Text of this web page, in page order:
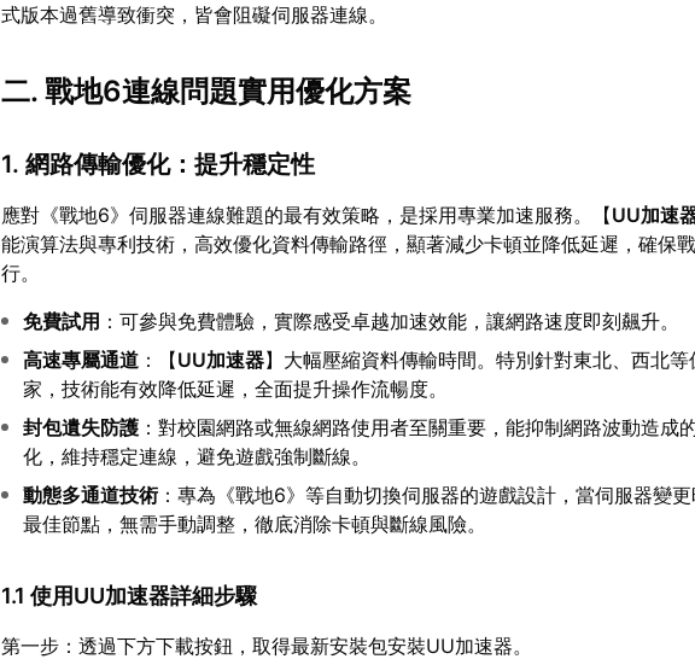
式版本過舊導致衝突，皆會阻礙伺服器連線。
二. 戰地6連線問題實用優化方案
1. 網路傳輸優化：提升穩定性
應對《戰地6》伺服器連線難題的最有效策略，是採用專業加速服務。【UU加速
能演算法與專利技術，高效優化資料傳輸路徑，顯著減少卡頓並降低延遲，確保
行。
免費試用 ：可參與免費體驗，實際感受卓越加速效能，讓網路速度即刻飆升。
高速專屬通道 ：【UU加速器】大幅壓縮資料傳輸時間。特別針對東北、西北
家，技術能有效降低延遲，全面提升操作流暢度。
封包遺失防護 ：對校園網路或無線網路使用者至關重要，能抑制網路波動造成
化，維持穩定連線，避免遊戲強制斷線。
動態多通道技術：專為《戰地6》等自動切換伺服器的遊戲設計，當伺服器變
最佳節點，無需手動調整，徹底消除卡頓與斷線風險。
1.1 使用UU加速器詳細步驟
第一步：透過下方下載按鈕，取得最新安裝包安裝UU加速器。